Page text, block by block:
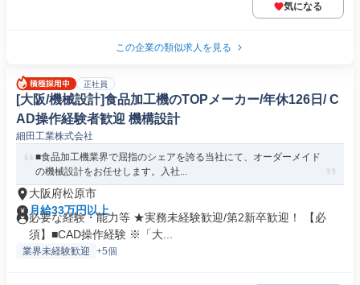
気になる
この企業の類似求人を見る
正社員
[大阪/機械設計]食品加工機のTOPメーカー/年休126日/ C
AD操作経験者歓迎 機構設計
細田工業株式会社
■食品加工機業界で屈指のシェアを誇る当社にて、オーダーメイド
の機械設計をお任せします。入社...
大阪府松原市
月給33万円以上
必要な経験・能力等 ★実務未経験歓迎/第2新卒歓迎！ 【必
須】■CAD操作経験 ※「大...
業界未経験歓迎 +5個